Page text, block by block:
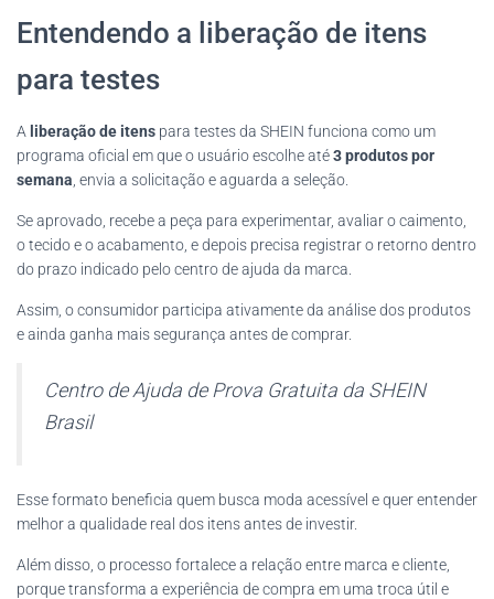
Entendendo a liberação de itens
para testes
A liberação de itens para testes da SHEIN funciona como um
programa oficial em que o usuário escolhe até3 produtos por
semana , envia a solicitação e aguarda a seleção.
Se aprovado, recebe a peça para experimentar, avaliar o caimento,
o tecido e o acabamento, e depois precisa registrar o retorno dentro
do prazo indicado pelo centro de ajuda da marca.
Assim, o consumidor participa ativamente da análise dos produtos
e ainda ganha mais segurança antes de comprar.
Centro de Ajuda de Prova Gratuita da SHEIN
Brasil
Esse formato beneficia quem busca moda acessível e quer entender
melhor a qualidade real dos itens antes de investir.
Além disso, o processo fortalece a relação entre marca e cliente,
porque transforma a experiência de compra em uma troca útil e